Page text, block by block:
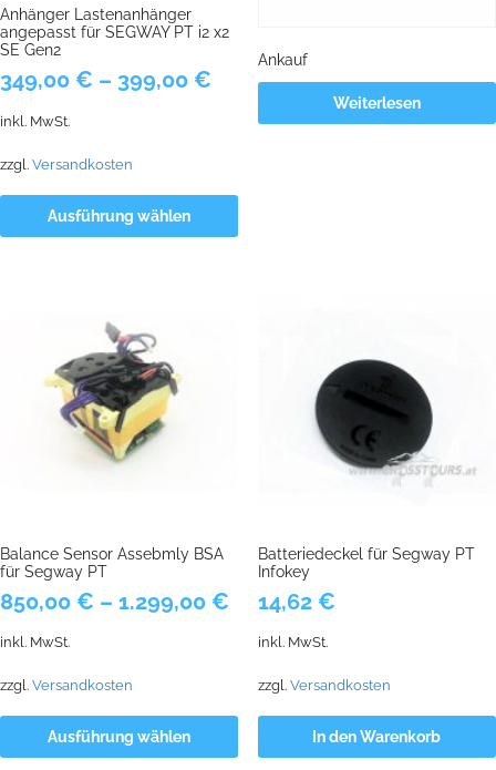
Anhänger Lastenanhänger
angepasst für SEGWAY PT i2 x2
SE Gen2
349,00 € – 399,00 €
inkl. MwSt.
zzgl. Versandkosten
Ausführung wählen
Ankauf
Weiterlesen
Balance Sensor Assebmly BSA
für Segway PT
850,00 € – 1.299,00 €
inkl. MwSt.
zzgl. Versandkosten
Ausführung wählen
Batteriedeckel für Segway PT
Infokey
14,62 €
inkl. MwSt.
zzgl. Versandkosten
In den Warenkorb